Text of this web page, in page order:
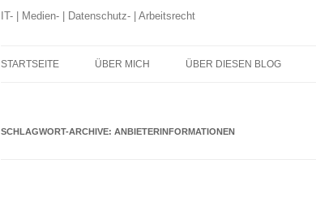
IT- | Medien- | Datenschutz- | Arbeitsrecht
STARTSEITE ÜBER MICH ÜBER DIESEN BLOG
SCHLAGWORT-ARCHIVE: ANBIETERINFORMATIONEN